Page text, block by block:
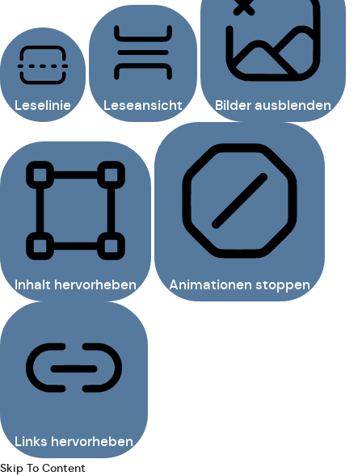
Leselinie Leseansicht Bilder ausblenden
Inhalt hervorheben Animationen stoppen
Links hervorheben
Skip To Content